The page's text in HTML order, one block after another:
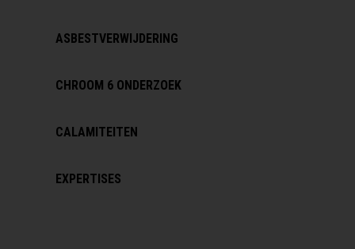
ASBESTVERWIJDERING
CHROOM 6 ONDERZOEK
CALAMITEITEN
EXPERTISES